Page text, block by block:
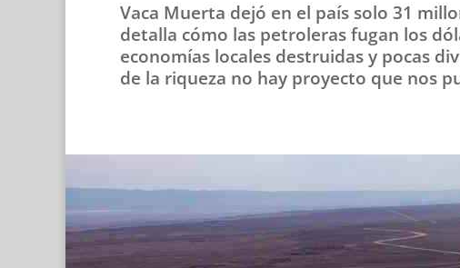
Vaca Muerta dejó en el país solo 31
detalla cómo las petroleras fugan los
economías locales destruidas y pocas
de la riqueza no hay proyecto que nos